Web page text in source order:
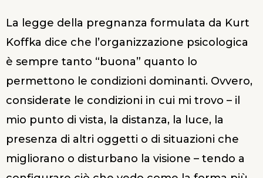
La legge della pregnanza formulata da Kurt
Koffka dice che l’organizzazione psicologica
è sempre tanto “buona” quanto lo
permettono le condizioni dominanti. Ovvero,
considerate le condizioni in cui mi trovo – il
mio punto di vista, la distanza, la luce, la
presenza di altri oggetti o di situazioni che
migliorano o disturbano la visione – tendo a